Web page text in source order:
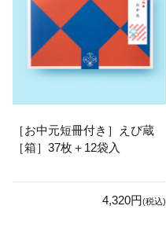
［お中元短冊付き］えび蔵
［箱］37枚＋12袋入
4,320円(税込)